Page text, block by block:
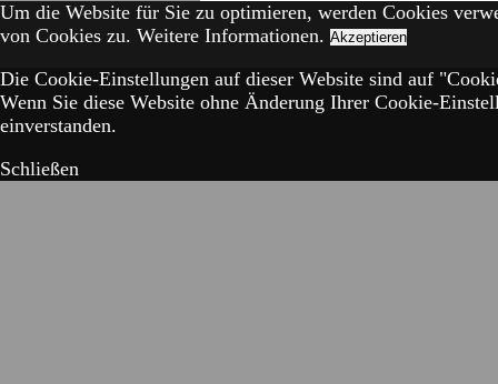
Um die Website für Sie zu optimieren, werden Cookies
von Cookies zu. Weitere Informationen. Akzeptieren
Die Cookie-Einstellungen auf dieser Website sind auf
Wenn Sie diese Website ohne Änderung Ihrer Cookie-
einverstanden.
Schließen